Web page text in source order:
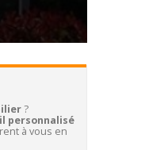
?
personnalisé
à vous en